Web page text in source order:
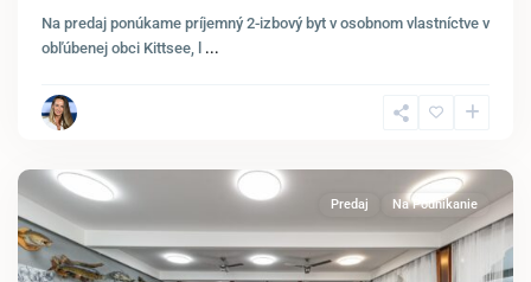
Na predaj ponúkame príjemný 2-izbový byt v osobnom vlastníctve v
obľúbenej obci Kittsee, l ...
Predaj Na Podnikanie